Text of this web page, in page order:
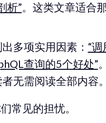
析”。这类文章适合
多项实用因素： “
查询的5个好处”
无需阅读全部内容。
常见的担忧。